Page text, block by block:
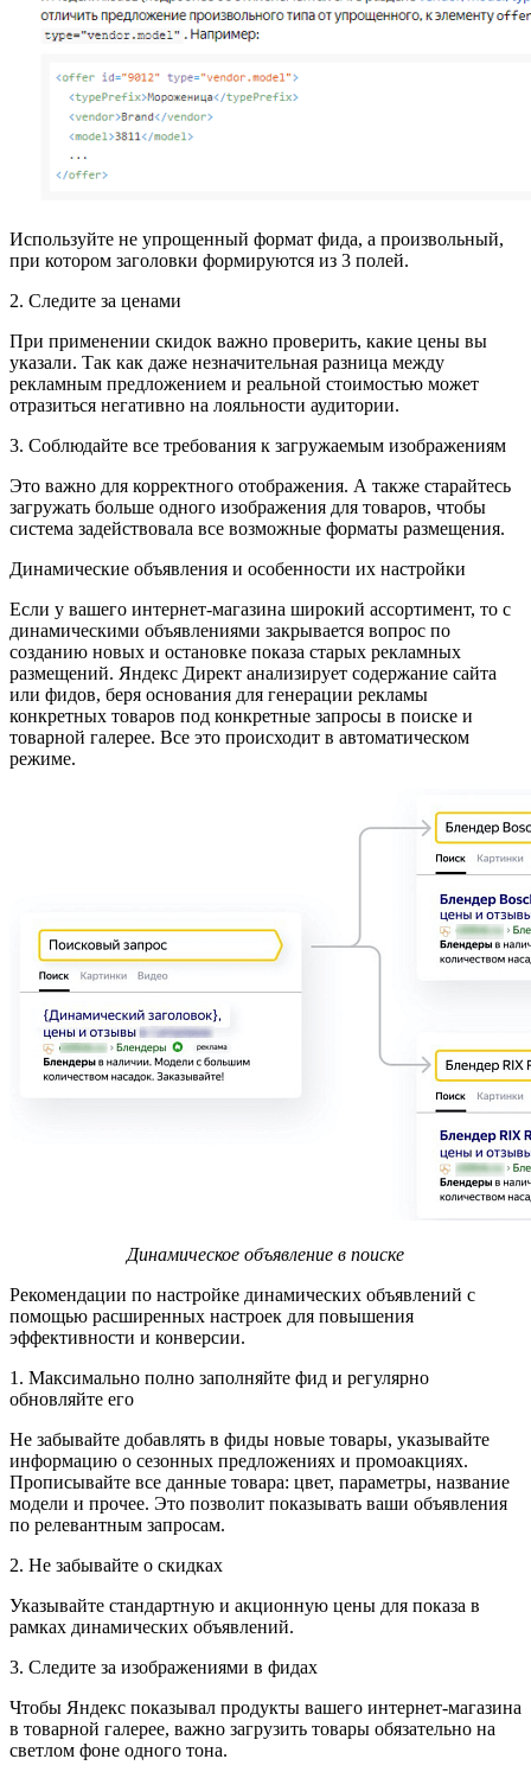
Используйте не упрощенный формат фида, а произвольный,
при котором заголовки формируются из 3 полей.
2. Следите за ценами
При применении скидок важно проверить, какие цены вы
указали. Так как даже незначительная разница между
рекламным предложением и реальной стоимостью может
отразиться негативно на лояльности аудитории.
3. Соблюдайте все требования к загружаемым изображениям
Это важно для корректного отображения. А также старайтесь
загружать больше одного изображения для товаров, чтобы
система задействовала все возможные форматы размещения.
Динамические объявления и особенности их настройки
Если у вашего интернет-магазина широкий ассортимент, то с
динамическими объявлениями закрывается вопрос по
созданию новых и остановке показа старых рекламных
размещений. Яндекс Директ анализирует содержание сайта
или фидов, беря основания для генерации рекламы
конкретных товаров под конкретные запросы в поиске и
товарной галерее. Все это происходит в автоматическом
режиме.
Динамическое объявление в поиске
Рекомендации по настройке динамических объявлений с
помощью расширенных настроек для повышения
эффективности и конверсии.
1. Максимально полно заполняйте фид и регулярно
обновляйте его
Не забывайте добавлять в фиды новые товары, указывайте
информацию о сезонных предложениях и промоакциях.
Прописывайте все данные товара: цвет, параметры, название
модели и прочее. Это позволит показывать ваши объявления
по релевантным запросам.
2. Не забывайте о скидках
Указывайте стандартную и акционную цены для показа в
рамках динамических объявлений.
3. Следите за изображениями в фидах
Чтобы Яндекс показывал продукты вашего интернет-магазина
в товарной галерее, важно загрузить товары обязательно на
светлом фоне одного тона.